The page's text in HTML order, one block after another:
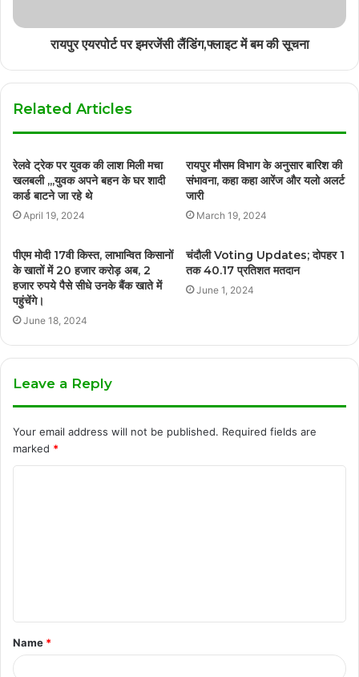
रायपुर एयरपोर्ट पर इमरजेंसी लैंडिंग,फ्लाइट में बम की सूचना
Related Articles
रेलवे ट्रेक पर युवक की लाश मिली मचा
खलबली ,,,युवक अपने बहन के घर शादी
कार्ड बाटने जा रहे थे
April 19, 2024
रायपुर मौसम विभाग के अनुसार बारिश की
संभावना, कहा कहा आरेंज और यलो अलर्ट
जारी
March 19, 2024
पीएम मोदी 17वी किस्त, लाभान्वित किसानों
के खातों में 20 हजार करोड़ अब, 2
हजार रुपये पैसे सीधे उनके बैंक खाते में
पहुंचेंगे।
June 18, 2024
चंदौली Voting Updates; दोपहर 1
तक 40.17 प्रतिशत मतदान
June 1, 2024
Leave a Reply
Your email address will not be published. Required fields are
marked *
t
*
Name *